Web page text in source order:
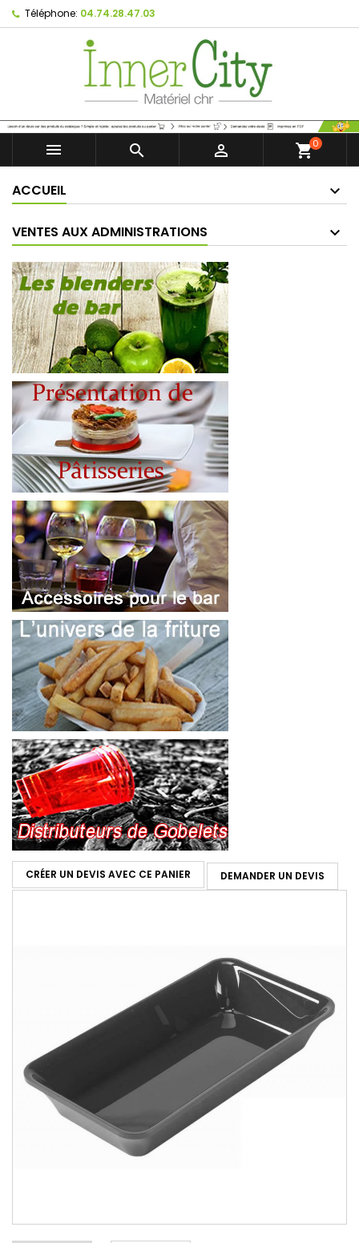
Téléphone: 04.74.28.47.03
   shopping_cart0
ACCUEIL
VENTES AUX ADMINISTRATIONS
CRÉER UN DEVIS AVEC CE PANIER DEMANDER UN DEVIS